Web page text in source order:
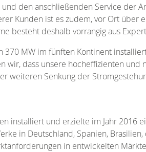
den anschließenden Service der
Kunden ist es zudem, vor Ort über
besteht deshalb vorrangig aus
MW im fünften Kontinent
dass unsere hocheffizienten
weiteren Senkung der
installiert und erzielte im Jahr 2016
in Deutschland, Spanien,
in entwickelten